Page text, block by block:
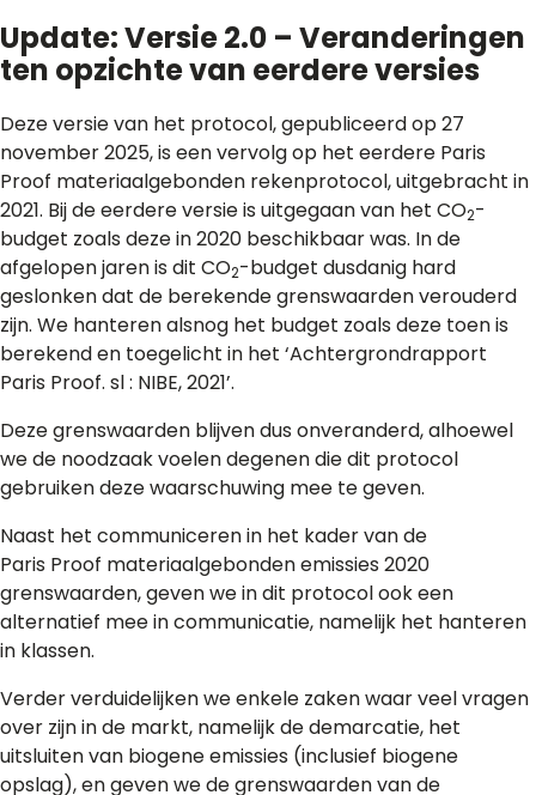
Update: Versie 2.0 – Veranderingen
ten opzichte van eerdere versies
Deze versie van het protocol, gepubliceerd op 27
november 2025, is een vervolg op het eerdere Paris
Proof materiaalgebonden rekenprotocol, uitgebracht in
2021. Bij de eerdere versie is uitgegaan van het CO2-
budget zoals deze in 2020 beschikbaar was. In de
afgelopen jaren is dit CO2-budget dusdanig hard
geslonken dat de berekende grenswaarden verouderd
zijn. We hanteren alsnog het budget zoals deze toen is
berekend en toegelicht in het ‘Achtergrondrapport
Paris Proof. sl : NIBE, 2021’.
Deze grenswaarden blijven dus onveranderd, alhoewel
we de noodzaak voelen degenen die dit protocol
gebruiken deze waarschuwing mee te geven.
Naast het communiceren in het kader van de
Paris Proof materiaalgebonden emissies 2020
grenswaarden, geven we in dit protocol ook een
alternatief mee in communicatie, namelijk het hanteren
in klassen.
Verder verduidelijken we enkele zaken waar veel vragen
over zijn in de markt, namelijk de demarcatie, het
uitsluiten van biogene emissies (inclusief biogene
opslag), en geven we de grenswaarden van de